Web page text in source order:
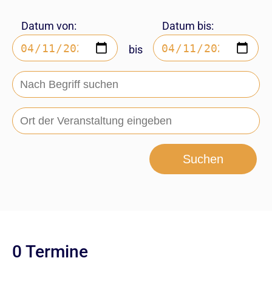
Datum von:
bis
Datum bis:
Suchen
0 Termine